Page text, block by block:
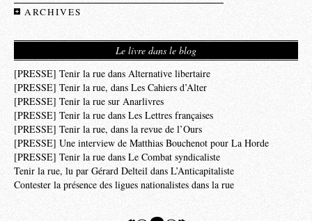
ARCHIVES
Le livre dans le blog
[PRESSE] Tenir la rue dans Alternative libertaire
[PRESSE] Tenir la rue, dans Les Cahiers d’Alter
[PRESSE] Tenir la rue sur Anarlivres
[PRESSE] Tenir la rue dans Les Lettres françaises
[PRESSE] Tenir la rue, dans la revue de l’Ours
[PRESSE] Une interview de Matthias Bouchenot pour La Horde
[PRESSE] Tenir la rue dans Le Combat syndicaliste
Tenir la rue, lu par Gérard Delteil dans L’Anticapitaliste
Contester la présence des ligues nationalistes dans la rue